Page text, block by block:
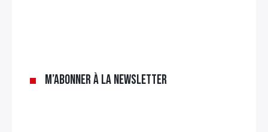
M’abonner à la newsletter